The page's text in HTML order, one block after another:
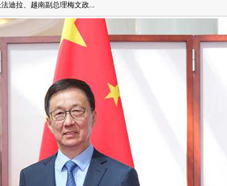
迪拉、越南副总理梅文政...